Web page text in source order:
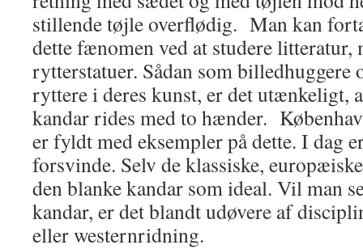
stillende tøjle overflødig. Man kan
dette fænomen ved at studere litteratur,
rytterstatuer. Sådan som
ryttere i deres kunst, er det utænkeligt,
kandar rides med to hænder.
er fyldt med eksempler på dette. I dag
forsvinde. Selv de klassiske,
den blanke kandar som ideal. Vil man
kandar, er det blandt udøvere af
eller westernridning.